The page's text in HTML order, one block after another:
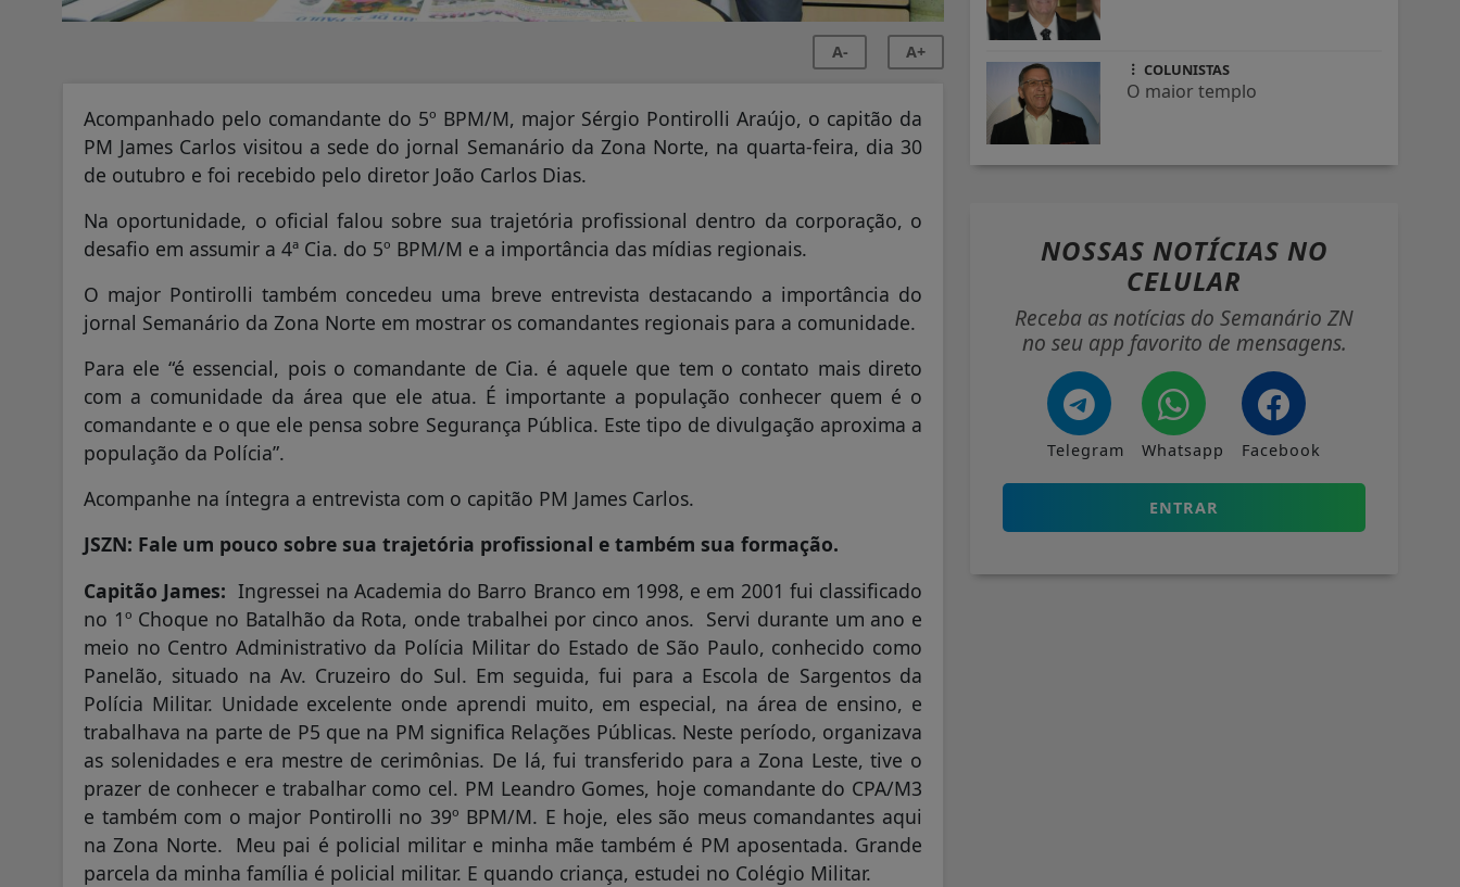
A- A+
Acompanhado pelo comandante do 5º BPM/M, major Sérgio Pontirolli Araújo, o capitão da
PM James Carlos visitou a sede do jornal Semanário da Zona Norte, na quarta-feira, dia 30
de outubro e foi recebido pelo diretor João Carlos Dias.
Na oportunidade, o oficial falou sobre sua trajetória profissional dentro da corporação, o
desafio em assumir a 4ª Cia. do 5º BPM/M e a importância das mídias regionais.
O major Pontirolli também concedeu uma breve entrevista destacando a importância do
jornal Semanário da Zona Norte em mostrar os comandantes regionais para a comunidade.
Para ele “é essencial, pois o comandante de Cia. é aquele que tem o contato mais direto
com a comunidade da área que ele atua. É importante a população conhecer quem é o
comandante e o que ele pensa sobre Segurança Pública. Este tipo de divulgação aproxima a
população da Polícia”.
Acompanhe na íntegra a entrevista com o capitão PM James Carlos.
JSZN: Fale um pouco sobre sua trajetória profissional e também sua formação.
Capitão James: Ingressei na Academia do Barro Branco em 1998, e em 2001 fui classificado
no 1º Choque no Batalhão da Rota, onde trabalhei por cinco anos. Servi durante um ano e
meio no Centro Administrativo da Polícia Militar do Estado de São Paulo, conhecido como
Panelão, situado na Av. Cruzeiro do Sul. Em seguida, fui para a Escola de Sargentos da
Polícia Militar. Unidade excelente onde aprendi muito, em especial, na área de ensino, e
trabalhava na parte de P5 que na PM significa Relações Públicas. Neste período, organizava
as solenidades e era mestre de cerimônias. De lá, fui transferido para a Zona Leste, tive o
prazer de conhecer e trabalhar como cel. PM Leandro Gomes, hoje comandante do CPA/M3
e também com o major Pontirolli no 39º BPM/M. E hoje, eles são meus comandantes aqui
na Zona Norte. Meu pai é policial militar e minha mãe também é PM aposentada. Grande
parcela da minha família é policial militar. E quando criança, estudei no Colégio Militar.
COLUNISTAS
O maior templo
NOSSAS NOTÍCIAS NO
CELULAR
Receba as notícias do Semanário ZN
no seu app favorito de mensagens.
Telegram Whatsapp Facebook
ENTRAR